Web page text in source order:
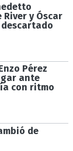
y Óscar
descartado
Pérez
ante
con ritmo
de